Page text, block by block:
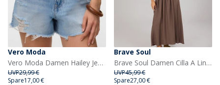
Vero Moda
Vero Moda Damen Hailey Jeans Shorts Light Blue Denim
UVP29,99 €
Spare17,00 €
Brave Soul
Brave Soul Damen Cilla A Linien Midikleid Dark Taupe
UVP45,99 €
Spare27,00 €